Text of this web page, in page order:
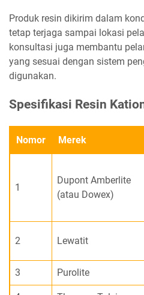
Produk resin dikirim dalam
tetap terjaga sampai lokasi
konsultasi juga membantu
yang sesuai dengan sistem
digunakan.
Spesifikasi Resin
Nomor Merek
1
Dupont Amberlite
(atau Dowex)
2 Lewatit
3 Purolite